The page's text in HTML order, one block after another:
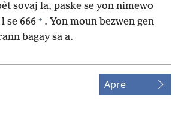
sovaj la, paske se yon nimewo
se 666 + . Yon moun bezwen gen
bagay sa a.
Apre